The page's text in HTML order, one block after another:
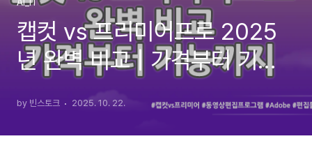
캡컷 vs 프리미어프로 2025
년 완벽 비교 | 가격부터 기능
by 빈스토크 2025. 10. 22.